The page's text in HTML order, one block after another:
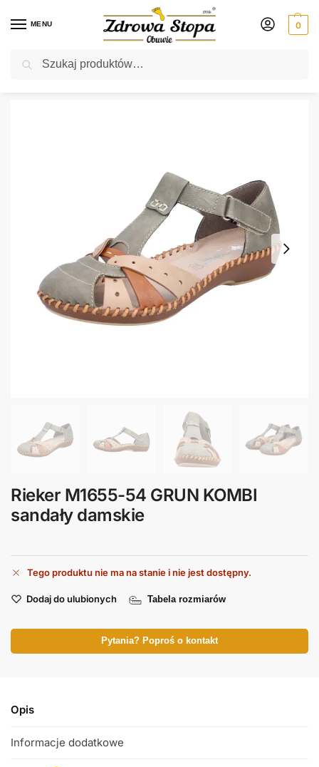
MENU 0
Rabat ⚡ 5% kod: ZDROWASTOPA (na obuwie poza promocją)
Rieker M1655-54 GRUN KOMBI
sandały damskie
Tego produktu nie ma na stanie i nie jest dostępny.
Dodaj do ulubionych Tabela rozmiarów
Pytania? Poproś o kontakt
Opis
Informacje dodatkowe